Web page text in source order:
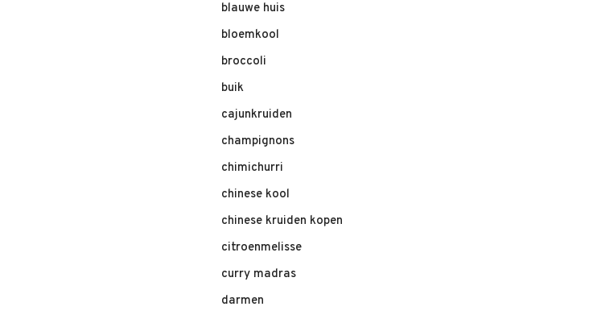
blauwe huis
bloemkool
broccoli
buik
cajunkruiden
champignons
chimichurri
chinese kool
chinese kruiden kopen
citroenmelisse
curry madras
darmen